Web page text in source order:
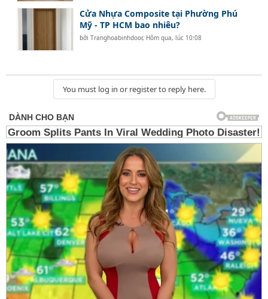
Cửa Nhựa Composite tại Phường Phú
Mỹ - TP HCM bao nhiêu?
bởiTranghoabinhdoor, Hôm qua, lúc 10:08
You must log in or register to reply here.